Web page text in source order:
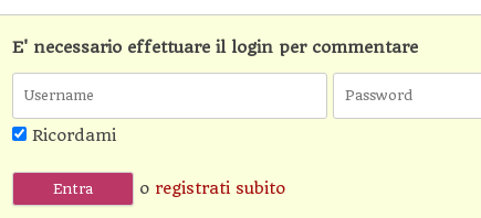
E' necessario effettuare il login per commentare
Ricordami
o registrati subito